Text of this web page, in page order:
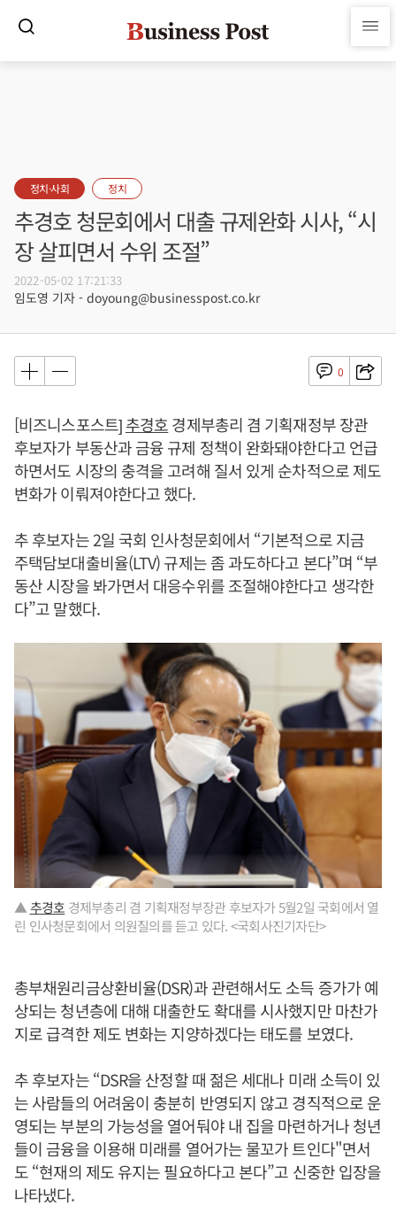
정치·사회 정치
추경호 청문회에서 대출 규제완화 시사, “시
장 살피면서 수위 조절”
2022-05-02 17:21:33
임도영 기자 - doyoung@businesspost.co.kr
0
[비즈니스포스트]추경호경제부총리 겸 기획재정부 장관
후보자가 부동산과 금융 규제 정책이 완화돼야한다고 언급
하면서도 시장의 충격을 고려해 질서 있게 순차적으로 제도
변화가 이뤄져야한다고 했다.
추 후보자는 2일 국회 인사청문회에서 “기본적으로 지금
주택담보대출비율(LTV) 규제는 좀 과도하다고 본다”며 “부
동산 시장을 봐가면서 대응수위를 조절해야한다고 생각한
다”고 말했다.
▲추경호 경제부총리 겸 기획재정부장관 후보자가 5월2일 국회에서 열
린 인사청문회에서 의원질의를 듣고 있다. <국회사진기자단>
총부채원리금상환비율(DSR)과 관련해서도 소득 증가가 예
상되는 청년층에 대해 대출한도 확대를 시사했지만 마찬가
지로 급격한 제도 변화는 지양하겠다는 태도를 보였다.
추 후보자는 “DSR을 산정할 때 젊은 세대나 미래 소득이 있
는 사람들의 어려움이 충분히 반영되지 않고 경직적으로 운
영되는 부분의 가능성을 열어둬야 내 집을 마련하거나 청년
들이 금융을 이용해 미래를 열어가는 물꼬가 트인다"면서
도 “현재의 제도 유지는 필요하다고 본다”고 신중한 입장을
나타냈다.